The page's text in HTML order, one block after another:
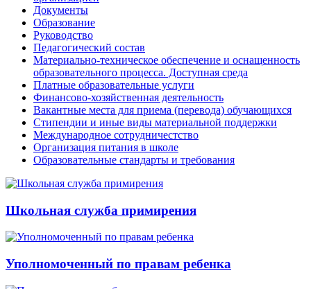
Документы
Образование
Руководство
Педагогический состав
Материально-техническое обеспечение и оснащенность
образовательного процесса. Доступная среда
Платные образовательные услуги
Финансово-хозяйственная деятельность
Вакантные места для приема (перевода) обучающихся
Стипендии и иные виды материальной поддержки
Международное сотрудничестство
Организация питания в школе
Образовательные стандарты и требования
Школьная служба примирения
Уполномоченный по правам ребенка